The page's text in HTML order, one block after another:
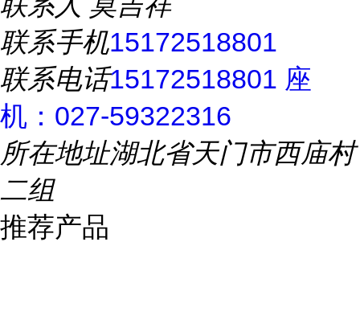
联系手机15172518801
联系电话15172518801 座
机：027-59322316
所在地址湖北省天门市西庙村
二组
推荐产品